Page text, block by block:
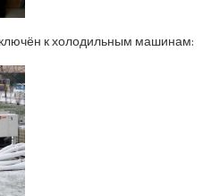
к холодильным машинам: